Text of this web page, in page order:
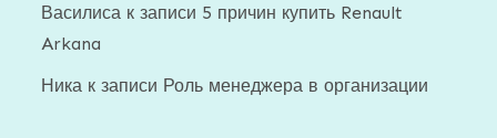
Василиса к записи 5 причин купить Renault
Arkana
Ника к записи Роль менеджера в организации